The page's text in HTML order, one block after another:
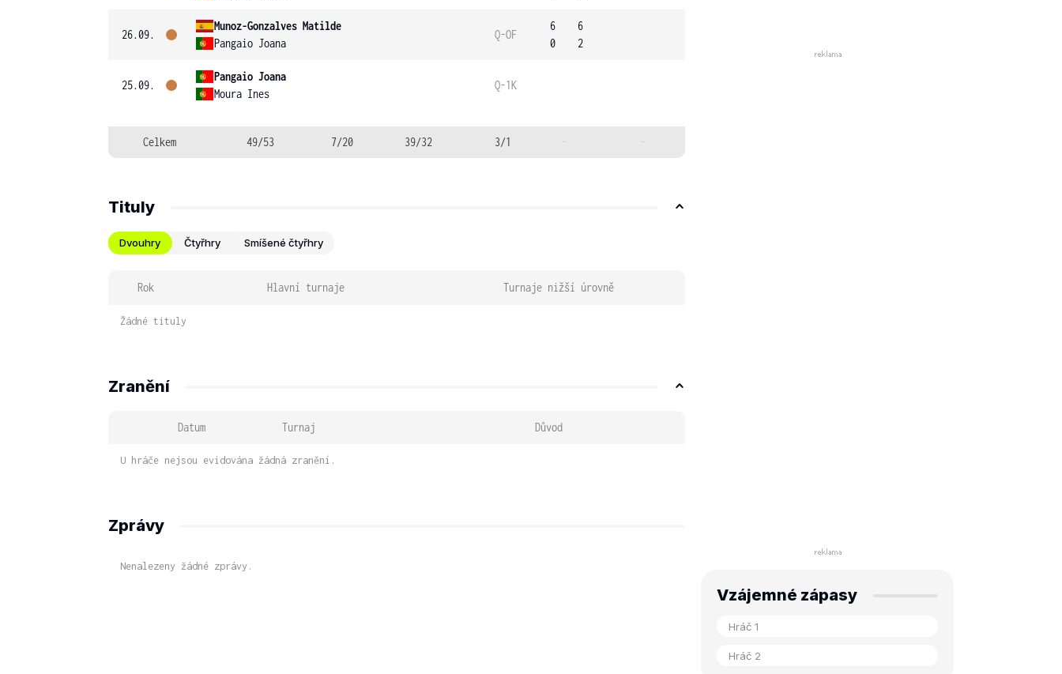
26.09.
Munoz-Gonzalves Matilde
Pangaio Joana
Q-OF
6
0
6
2
25.09.
Pangaio Joana
Moura Ines
Q-1K
Celkem 49/53 7/20 39/32 3/1 - -
Tituly
Dvouhry Čtyřhry Smíšené čtyřhry
Rok Hlavní turnaje Turnaje nižší úrovně
Žádné tituly
Zranění
Datum Turnaj Důvod
U hráče nejsou evidována žádná zranění.
Zprávy
Nenalezeny žádné zprávy.
Vzájemné zápasy